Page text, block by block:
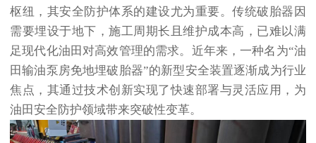
枢纽，其安全防护体系的建设尤为重要。传统破胎器因
需要埋设于地下，施工周期长且维护成本高，已难以满
足现代化油田对高效管理的需求。近年来，一种名为“油
田输油泵房免地埋破胎器”的新型安全装置逐渐成为行业
焦点，其通过技术创新实现了快速部署与灵活应用，为
油田安全防护领域带来突破性变革。